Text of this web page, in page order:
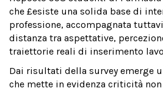
che £esiste una solida base di
professione, accompagnata
distanza tra aspettative,
traiettorie reali di inserimento
Dai risultati della survey emerge
che mette in evidenza criticità